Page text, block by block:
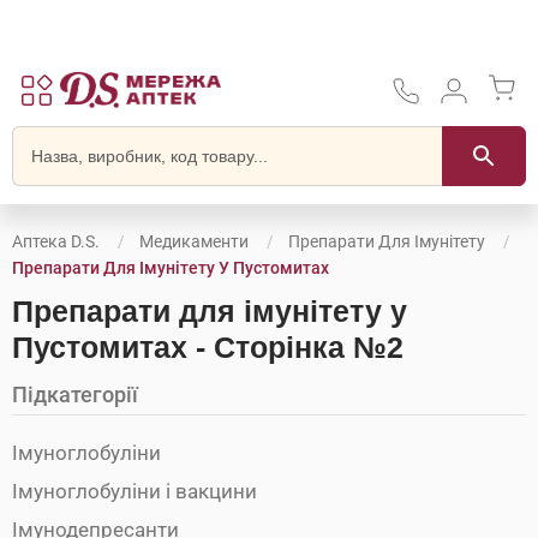
Аптека D.S. Медикаменти
Препарати Для Імунітету
Препарати Для Імунітету У Пустомитах
Препарати для імунітету у
Пустомитах - Сторінка №2
Підкатегорії
Імуноглобуліни
Імуноглобуліни і вакцини
Імунодепресанти